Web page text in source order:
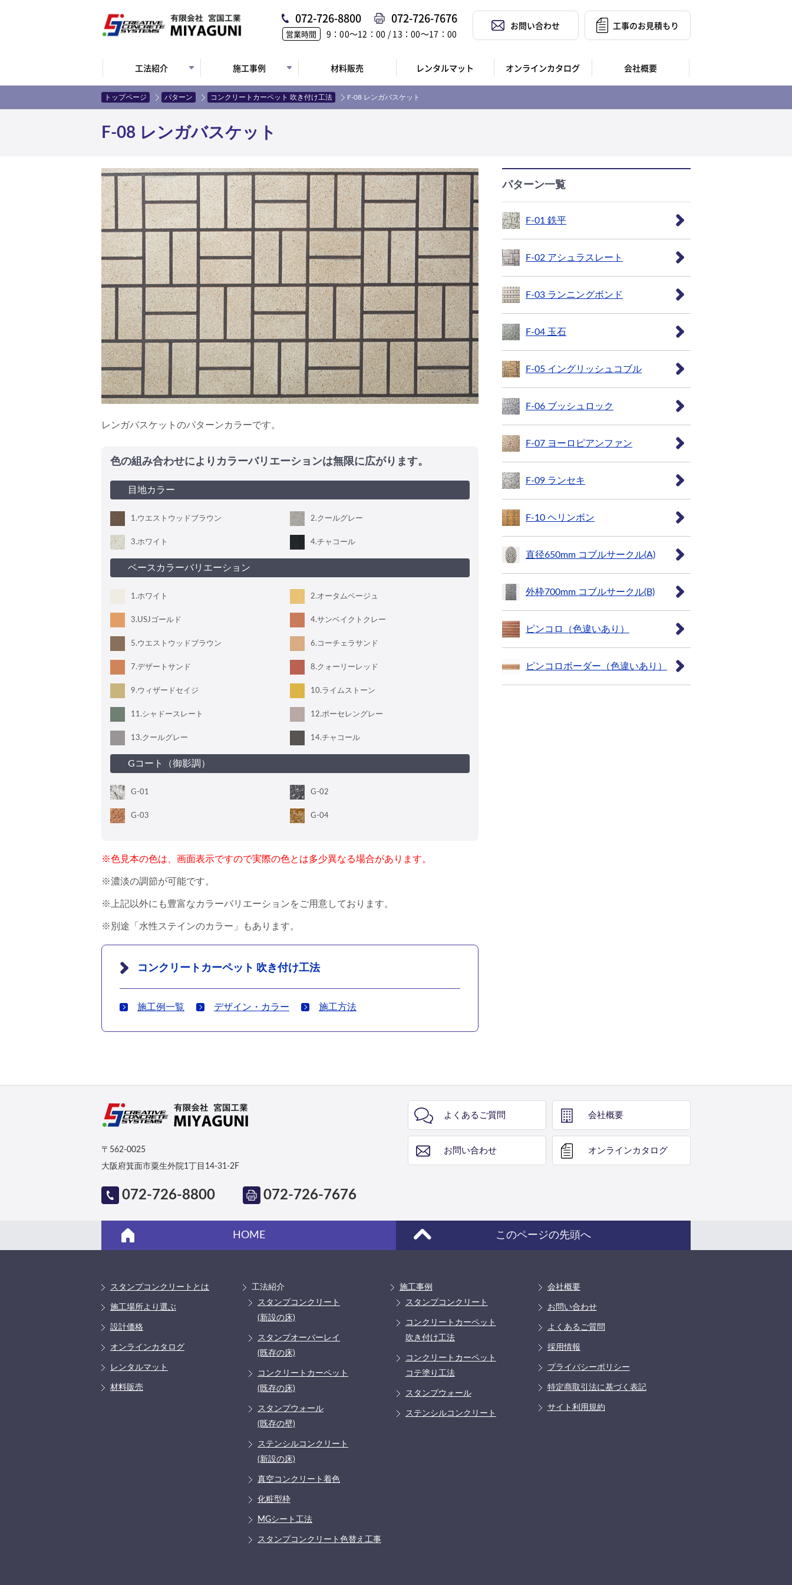
072-726-8800 072-726-7676
営業時間 9：00〜12：00 / 13：00〜17：00
お問い合わせ 工事のお見積もり
工法紹介 施工事例 材料販売 レンタルマット オンラインカタログ 会社概要
トップページ パターン コンクリートカーペット 吹き付け工法 F-08 レンガバスケット
F-08 レンガバスケット
レンガバスケットのパターンカラーです。
色の組み合わせによりカラーバリエーションは無限に広がります。
目地カラー
1.ウエストウッドブラウン 2.クールグレー
3.ホワイト 4.チャコール
ベースカラーバリエーション
1.ホワイト 2.オータムベージュ
3.USJゴールド 4.サンベイクトクレー
5.ウエストウッドブラウン 6.コーチェラサンド
7.デザートサンド 8.クォーリーレッド
9.ウィザードセイジ 10.ライムストーン
11.シャドースレート 12.ポーセレングレー
13.クールグレー 14.チャコール
Gコート（御影調）
G-01 G-02
G-03 G-04
※色見本の色は、画面表示ですので実際の色とは多少異なる場合があります。
※濃淡の調節が可能です。
※上記以外にも豊富なカラーバリエーションをご用意しております。
※別途「水性ステインのカラー」もあります。
コンクリートカーペット 吹き付け工法
施工例一覧 デザイン・カラー 施工方法
パターン一覧
F-01 鉄平
F-02 アシュラスレート
F-03 ランニングボンド
F-04 玉石
F-05 イングリッシュコブル
F-06 ブッシュロック
F-07 ヨーロピアンファン
F-09 ランセキ
F-10 ヘリンボン
直径650mm コブルサークル(A)
外枠700mm コブルサークル(B)
ピンコロ（色違いあり）
ピンコロボーダー（色違いあり）
〒562-0025
大阪府箕面市粟生外院1丁目14-31-2F
072-726-8800 072-726-7676
よくあるご質問 会社概要
お問い合わせ オンライン カタログ
HOME このページの先頭へ
スタンプコンクリートとは
施工場所より選ぶ
設計価格
オンラインカタログ
レンタルマット
材料販売
工法紹介
スタンプコンクリート
(新設の床)
スタンプオーバーレイ
(既存の床)
コンクリートカーペット
(既存の床)
スタンプウォール
(既存の壁)
ステンシルコンクリート
(新設の床)
真空コンクリート着色
化粧型枠
MGシート工法
スタンプコンクリート色替え工事
施工事例
スタンプコンクリート
コンクリートカーペット
吹き付け工法
コンクリートカーペット
コテ塗り工法
スタンプウォール
ステンシルコンクリート
会社概要
お問い合わせ
よくあるご質問
採用情報
プライバシーポリシー
特定商取引法に基づく表記
サイト利用規約